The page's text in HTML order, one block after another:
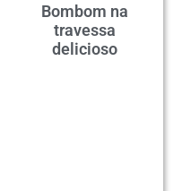
Bombom na
travessa
delicioso